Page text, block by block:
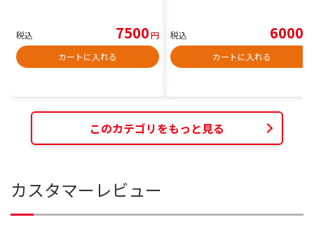
税込 7500円
カートに入れる
税込 6000
カートに入れる
このカテゴリをもっと見る
カスタマーレビュー